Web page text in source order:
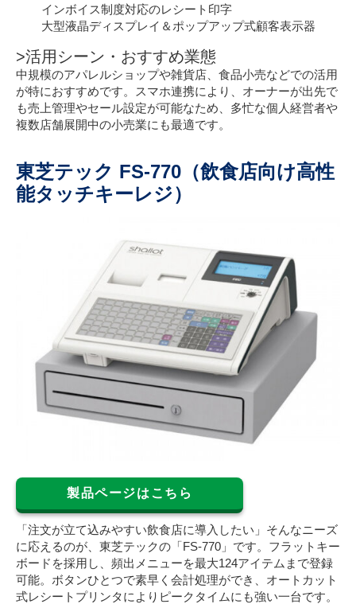
インボイス制度対応のレシート印字
大型液晶ディスプレイ＆ポップアップ式顧客表示器
>活用シーン・おすすめ業態
中規模のアパレルショップや雑貨店、食品小売などでの活用
が特におすすめです。スマホ連携により、オーナーが出先で
も売上管理やセール設定が可能なため、多忙な個人経営者や
複数店舗展開中の小売業にも最適です。
東芝テック FS-770（飲食店向け高性
能タッチキーレジ）
製品ページはこちら
「注文が立て込みやすい飲食店に導入したい」そんなニーズ
に応えるのが、東芝テックの「FS-770」です。フラットキー
ボードを採用し、頻出メニューを最大124アイテムまで登録
可能。ボタンひとつで素早く会計処理ができ、オートカット
式レシートプリンタによりピークタイムにも強い一台です。